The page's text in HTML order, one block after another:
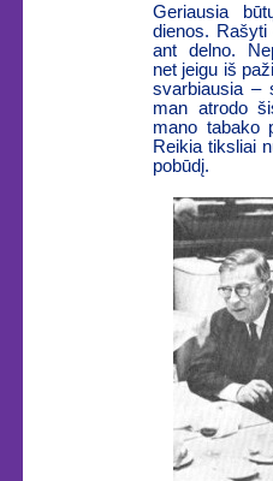
Geriausia
dienos. Rašyti
ant delno.
net jeigu iš
svarbiausia –
man atrodo
mano tabako
Reikia tiksliai
pobūdį.